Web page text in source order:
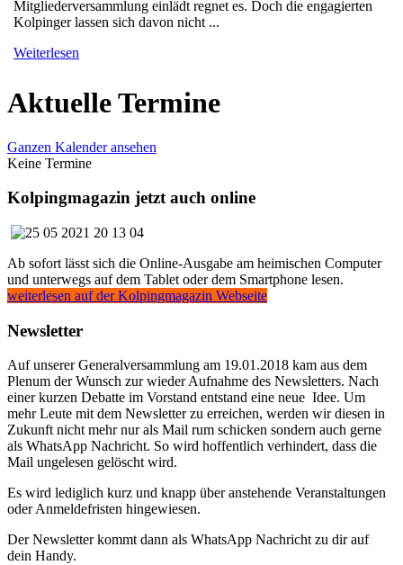
Mitgliederversammlung einlädt regnet es. Doch die engagierten
Kolpinger lassen sich davon nicht ...
Weiterlesen
Aktuelle Termine
Ganzen Kalender ansehen
Keine Termine
Kolpingmagazin jetzt auch online
Ab sofort lässt sich die Online-Ausgabe am heimischen Computer
und unterwegs auf dem Tablet oder dem Smartphone lesen.
weiterlesen auf der Kolpingmagazin Webseite
Newsletter
Auf unserer Generalversammlung am 19.01.2018 kam aus dem
Plenum der Wunsch zur wieder Aufnahme des Newsletters. Nach
einer kurzen Debatte im Vorstand entstand eine neue Idee. Um
mehr Leute mit dem Newsletter zu erreichen, werden wir diesen in
Zukunft nicht mehr nur als Mail rum schicken sondern auch gerne
als WhatsApp Nachricht. So wird hoffentlich verhindert, dass die
Mail ungelesen gelöscht wird.
Es wird lediglich kurz und knapp über anstehende Veranstaltungen
oder Anmeldefristen hingewiesen.
Der Newsletter kommt dann als WhatsApp Nachricht zu dir auf
dein Handy.